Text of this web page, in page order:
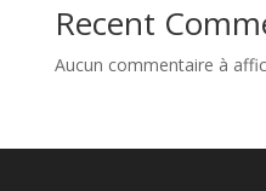
Recent
Aucun commentaire à